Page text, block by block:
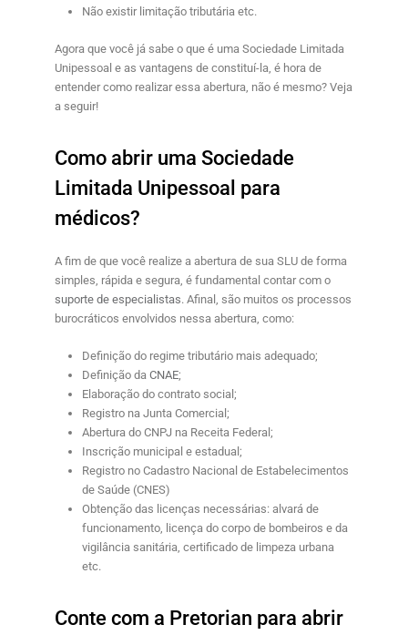
Não existir limitação tributária etc.
Agora que você já sabe o que é uma Sociedade Limitada
Unipessoal e as vantagens de constituí-la, é hora de
entender como realizar essa abertura, não é mesmo? Veja
a seguir!
Como abrir uma Sociedade
Limitada Unipessoal para
médicos?
A fim de que você realize a abertura de sua SLU de forma
simples, rápida e segura, é fundamental contar com o
suporte de especialistas. Afinal, são muitos os processos
burocráticos envolvidos nessa abertura, como:
Definição do regime tributário mais adequado;
Definição da CNAE;
Elaboração do contrato social;
Registro na Junta Comercial;
Abertura do CNPJ na Receita Federal;
Inscrição municipal e estadual;
Registro no Cadastro Nacional de Estabelecimentos
de Saúde (CNES)
Obtenção das licenças necessárias: alvará de
funcionamento, licença do corpo de bombeiros e da
vigilância sanitária, certificado de limpeza urbana
etc.
Conte com a Pretorian para abrir